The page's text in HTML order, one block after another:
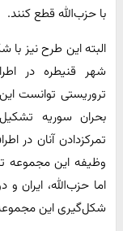
با حزب‌الله قطع کنند.
البته این طرح نیز
شهر قنیطره در
تروریستی توانست
بحران سوریه
تمرکز‌دادن آنان در
وظیفه این مجموعه
اما حزب‌الله، ایران
شکل‌گیری این